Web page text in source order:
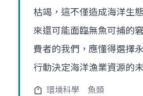
枯竭，這不僅造成海洋生
來還可能面臨無魚可捕的
費者的我們，應懂得選擇
行動決定海洋漁業資源的
環境科學 魚類